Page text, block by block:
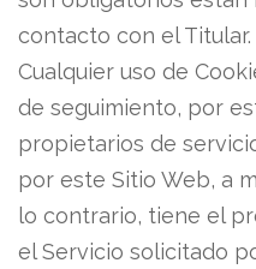
contacto con el Titular.
Cualquier uso de
de seguimiento, por
propietarios de
por este Sitio Web, a
lo contrario, tiene el
el Servicio solicitado